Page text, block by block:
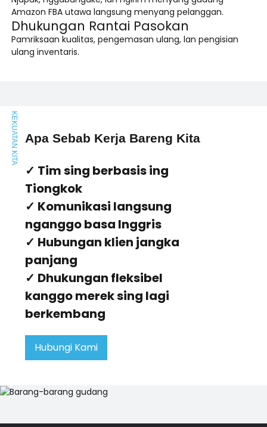
Amazon FBA utawa langsung menyang pelanggan.
Dhukungan Rantai Pasokan
Pamriksaan kualitas, pengemasan ulang, lan pengisian
ulang inventaris.
Apa Sebab Kerja Bareng Kita
KEKUATAN KITA
✓ Tim sing berbasis ing
Tiongkok
✓ Komunikasi langsung
nganggo basa Inggris
✓ Hubungan klien jangka
panjang
✓ Dhukungan fleksibel
kanggo merek sing lagi
berkembang
Hubungi Kami